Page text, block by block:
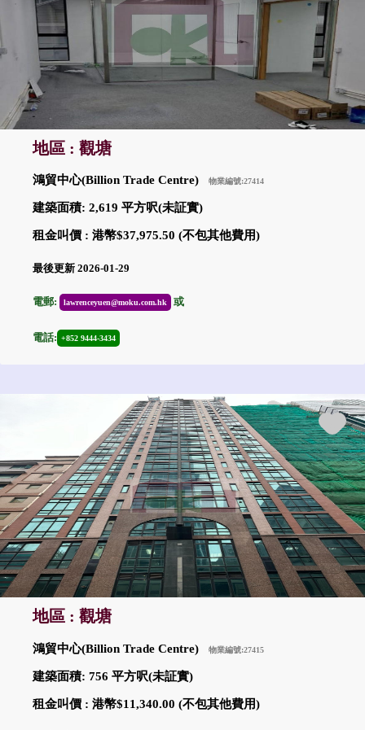
地區 : 觀塘
鴻貿中心(Billion Trade Centre) 物業編號:27414
建築面積: 2,619 平方呎(未証實)
租金叫價 : 港幣$37,975.50 (不包其他費用)
最後更新 2026-01-29
電郵: lawrenceyuen@moku.com.hk 或
電話: +852 9444-3434
地區 : 觀塘
鴻貿中心(Billion Trade Centre) 物業編號:27415
建築面積: 756 平方呎(未証實)
租金叫價 : 港幣$11,340.00 (不包其他費用)